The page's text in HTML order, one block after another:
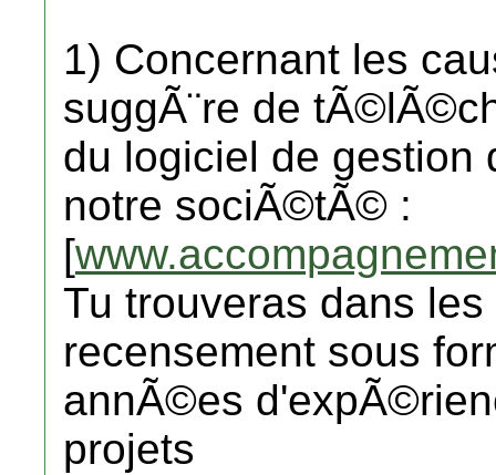
1) Concernant les
suggÃ¨re de
du logiciel de gestion
notre sociÃ©tÃ© :
[
Tu trouveras dans
recensement sous
annÃ©es
projets